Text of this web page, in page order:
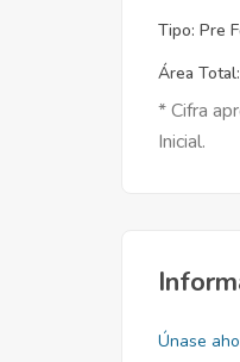
Tipo: Pre
Área Total:
* Cifra
Inicial.
Únase